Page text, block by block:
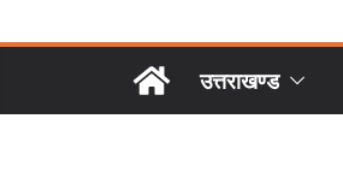
उत्तराखण्ड